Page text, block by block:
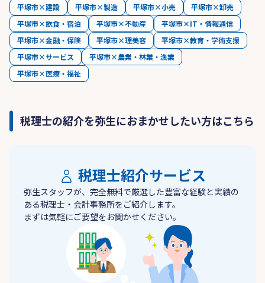
平塚市×建設 平塚市×製造 平塚市×小売
平塚市×卸売
平塚市×飲食・宿泊
平塚市×不動産
平塚市×IT・情報通信
平塚市×金融・保険
平塚市×理美容
平塚市×教育・学術支援
平塚市×サービス
平塚市×農業・林業・漁業
平塚市×医療・福祉
税理士の紹介を弥生におまかせしたい方はこちら
税理士紹介サービス
弥生スタッフが、完全無料で厳選した豊富な経験と実績の
ある税理士・会計事務所をご紹介します。
まずは気軽にご要望をお聞かせください。